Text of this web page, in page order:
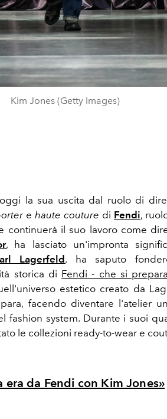
Kim Jones (Getty Images)
la sua uscita dal ruolo di
e haute couture di Fendi,
continuerà il suo lavoro come
, ha lasciato un'impronta
Lagerfeld , ha saputo
storica di Fendi - che si
estetico creato da
facendo diventare l'atelier
fashion system. Durante i suoi
le collezioni ready-to-wear e
era da Fendi con Kim Jones»